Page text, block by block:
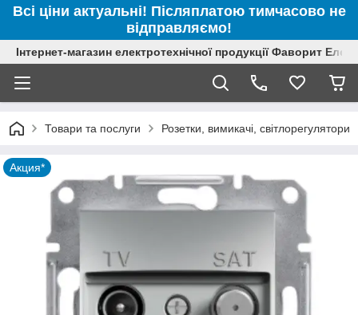
Всі ціни актуальні! Післяплатою тимчасово не
відправляємо!
Інтернет-магазин електротехнічної продукції Фаворит
Товари та послуги Розетки, вимикачі, світлорегулятори
Акция*